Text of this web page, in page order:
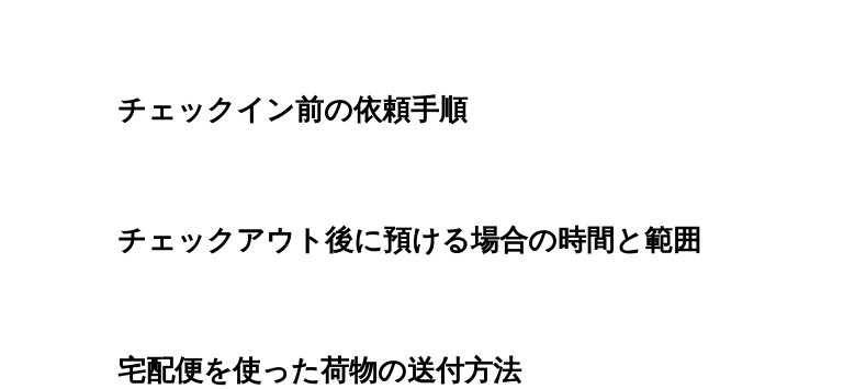
チェックイン前の依頼手順
チェックアウト後に預ける場合の時間と範囲
宅配便を使った荷物の送付方法